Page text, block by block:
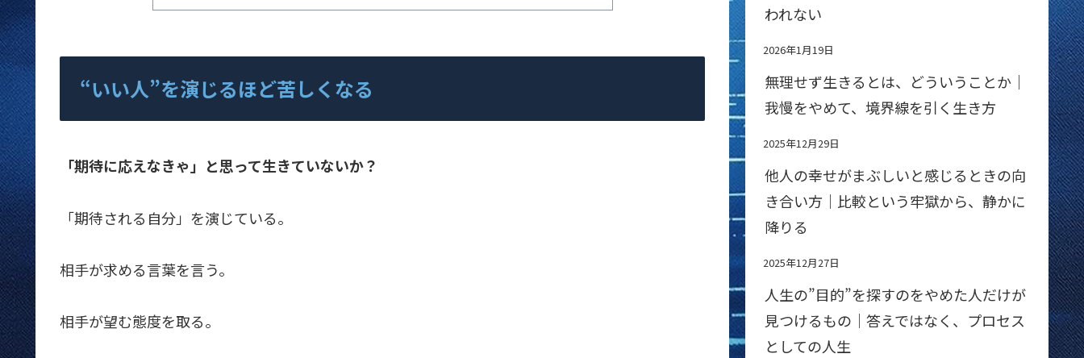
“いい人”を演じるほど苦しくなる
「期待に応えなきゃ」と思って生きていないか？
「期待される自分」を演じている。
相手が求める言葉を言う。
相手が望む態度を取る。
われない
2026年1月19日
無理せず生きるとは、どういうことか｜
我慢をやめて、境界線を引く生き方
2025年12月29日
他人の幸せがまぶしいと感じるときの向
き合い方｜比較という牢獄から、静かに
降りる
2025年12月27日
人生の”目的”を探すのをやめた人だけが
見つけるもの｜答えではなく、プロセス
としての人生